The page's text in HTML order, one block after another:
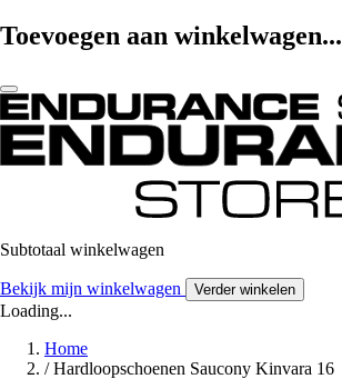
Toevoegen aan winkelwagen...
Subtotaal winkelwagen
Bekijk mijn winkelwagen Verder winkelen
Loading...
Home
/ Hardloopschoenen Saucony Kinvara 16